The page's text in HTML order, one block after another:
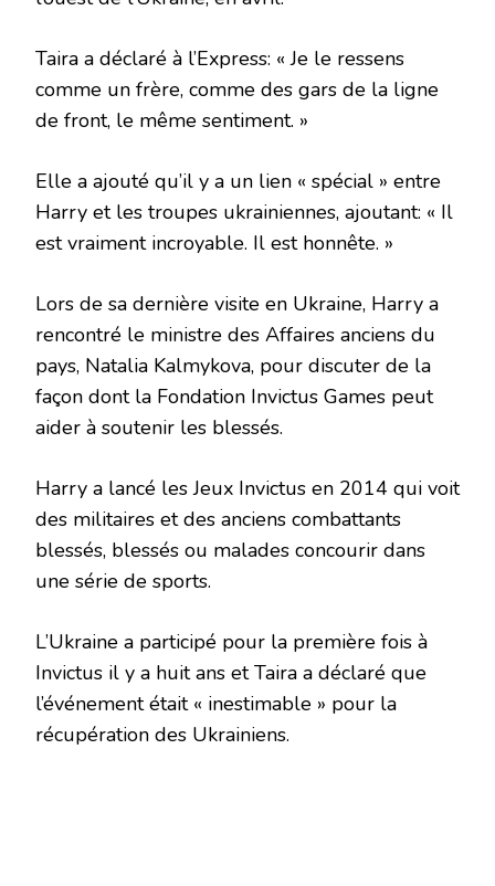
Taira a déclaré à l’Express: « Je le ressens
comme un frère, comme des gars de la ligne
de front, le même sentiment. »
Elle a ajouté qu’il y a un lien « spécial » entre
Harry et les troupes ukrainiennes, ajoutant: « Il
est vraiment incroyable. Il est honnête. »
Lors de sa dernière visite en Ukraine, Harry a
rencontré le ministre des Affaires anciens du
pays, Natalia Kalmykova, pour discuter de la
façon dont la Fondation Invictus Games peut
aider à soutenir les blessés.
Harry a lancé les Jeux Invictus en 2014 qui voit
des militaires et des anciens combattants
blessés, blessés ou malades concourir dans
une série de sports.
L’Ukraine a participé pour la première fois à
Invictus il y a huit ans et Taira a déclaré que
l’événement était « inestimable » pour la
récupération des Ukrainiens.